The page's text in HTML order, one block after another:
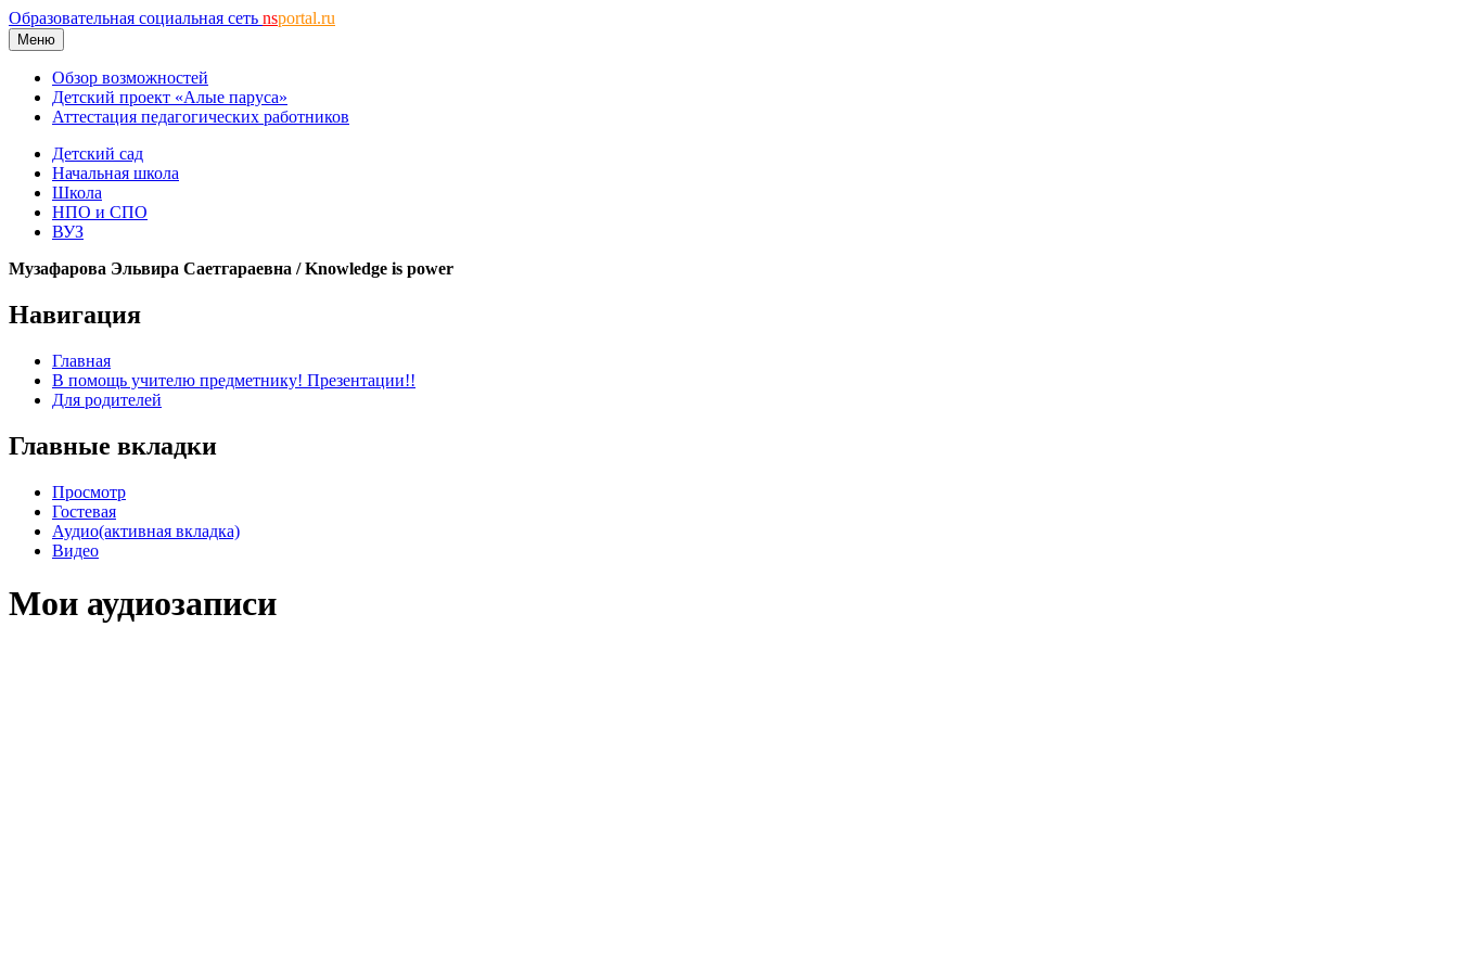
Образовательная социальная сеть nsportal.ru
Меню
Обзор возможностей
Детский проект «Алые паруса»
Аттестация педагогических работников
Детский сад
Начальная школа
Школа
НПО и СПО
ВУЗ
Музафарова Эльвира Саетгараевна / Knowledge is power
Навигация
Главная
В помощь учителю предметнику! Презентации!!
Для родителей
Главные вкладки
Просмотр
Гостевая
Аудио(активная вкладка)
Видео
Мои аудиозаписи